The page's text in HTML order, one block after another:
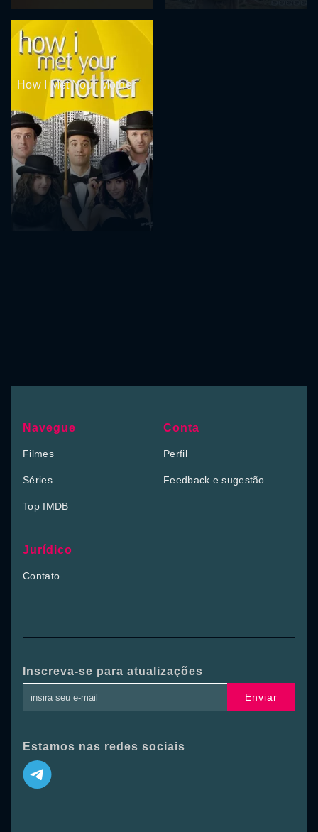
How I Met Your Mother
Navegue
Filmes
Séries
Top IMDB
Conta
Perfil
Feedback e sugestão
Jurídico
Contato
Inscreva-se para atualizações
Enviar
Estamos nas redes sociais